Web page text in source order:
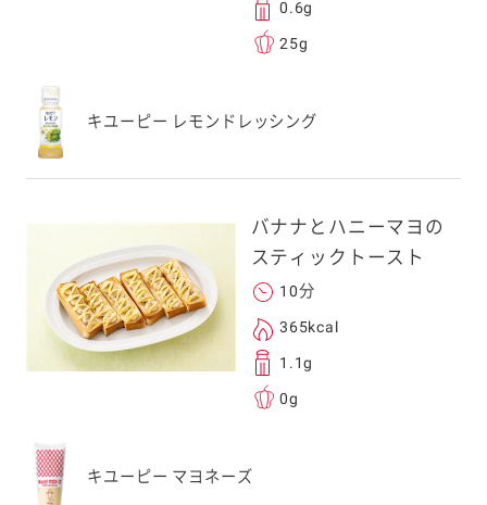
メールをお送りい
のメールアドレス
」を受信を許可
ご利用ください。
レスは、本サービ
。当社はこの情報
ことはございませ
0.6g
25g
キユーピー レモンドレッシング
バナナとハニーマヨの
スティックトースト
10分
365kcal
1.1g
0g
キユーピー マヨネーズ